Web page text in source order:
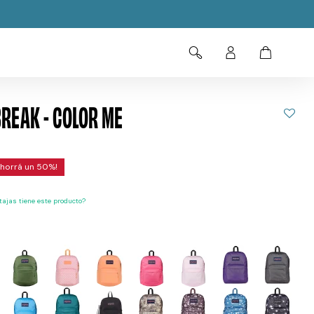
- COLOR ME
50
tiene este producto?